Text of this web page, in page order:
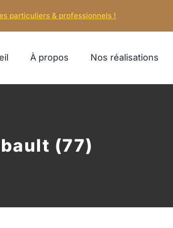
particuliers & professionnels !
À propos Nos réalisations
(77)